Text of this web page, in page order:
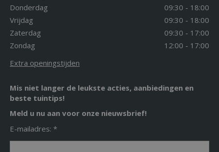
Donderdag
09:30 - 18:00
Vrijdag
09:30 - 18:00
Zaterdag
09:30 - 17:00
Zondag
12:00 - 17:00
Extra openingstijden
Mis niet langer de leukste acties, aanbiedingen en
beste tuintips!
Meld u nu aan voor onze nieuwsbrief!
E-mailadres: *